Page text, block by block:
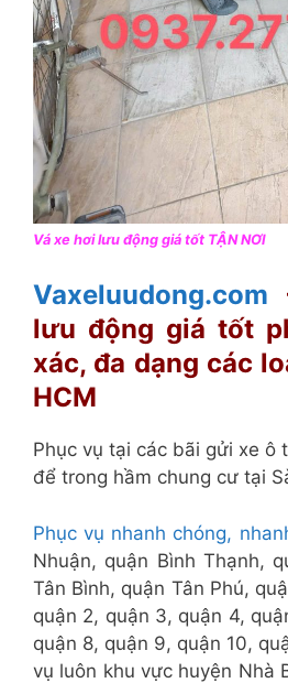
Vá xe hơi lưu động giá tốt TẬN NƠI
Vaxeluudong.com
lưu động giá tốt
xác, đa dạng các
HCM
Phục vụ tại các bãi gửi xe ô
để trong hầm chung cư tại
Phục vụ nhanh chóng,
Nhuận, quận Bình Thạnh,
Tân Bình, quận Tân Phú,
quận 2, quận 3, quận 4,
quận 8, quận 9, quận 10,
vụ luôn khu vực huyện Nhà